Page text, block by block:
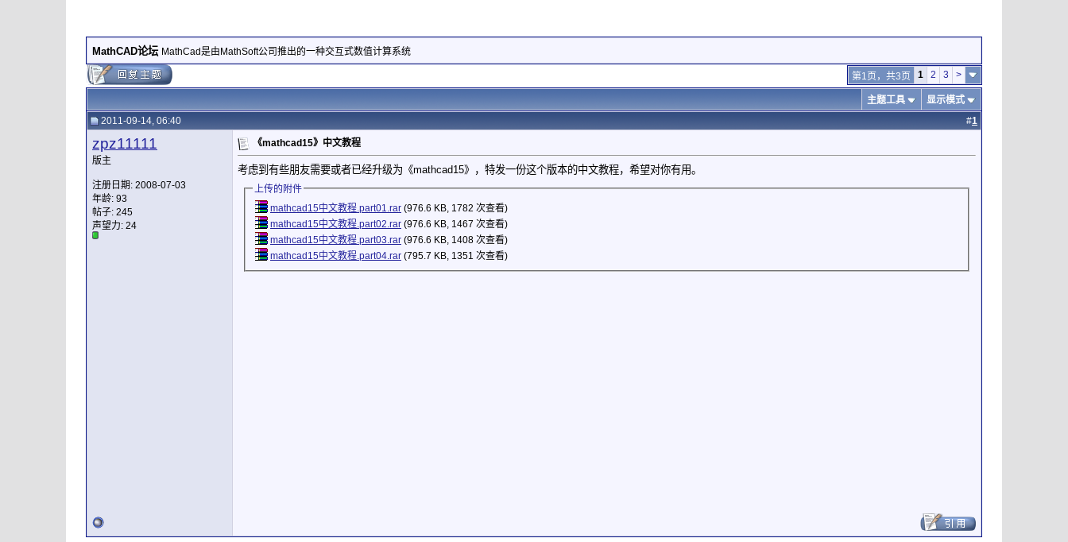
MathCAD论坛 MathCad是由MathSoft公司推出的一种交互式数值计算系统
第1页，共3页 1 2 3 >
主题工具
显示模式
2011-09-14, 06:40
#1
zpz11111
版主
注册日期: 2008-07-03
年龄: 93
帖子: 245
声望力: 24
《mathcad15》中文教程
考虑到有些朋友需要或者已经升级为《mathcad15》，特发一份这个版本的中文教程，希望对你有用。
上传的附件
mathcad15中文教程.part01.rar(976.6 KB, 1782 次查看)
mathcad15中文教程.part02.rar(976.6 KB, 1467 次查看)
mathcad15中文教程.part03.rar(976.6 KB, 1408 次查看)
mathcad15中文教程.part04.rar(795.7 KB, 1351 次查看)